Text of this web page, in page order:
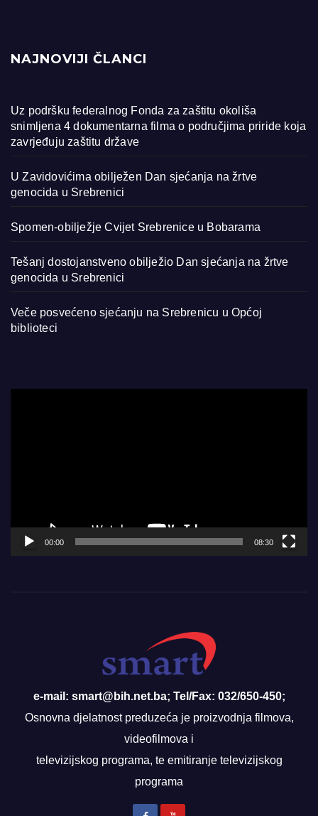
NAJNOVIJI ČLANCI
Uz podršku federalnog Fonda za zaštitu okoliša
snimljena 4 dokumentarna filma o područjima priride koja
zavrjeđuju zaštitu države
U Zavidovićima obilježen Dan sjećanja na žrtve
genocida u Srebrenici
Spomen-obilježje Cvijet Srebrenice u Bobarama
Tešanj dostojanstveno obilježio Dan sjećanja na žrtve
genocida u Srebrenici
Veče posvećeno sjećanju na Srebrenicu u Općoj
biblioteci
00:00 08:30
e-mail: smart@bih.net.ba; Tel/Fax: 032/650-450;
Osnovna djelatnost preduzeća je proizvodnja filmova,
videofilmova i
televizijskog programa, te emitiranje televizijskog
programa